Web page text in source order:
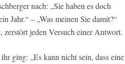
nach: „Sie haben es doch
Jahr.“ – „Was meinen Sie damit?“
jeden Versuch einer Antwort.
ging: „Es kann nicht sein, dass eine